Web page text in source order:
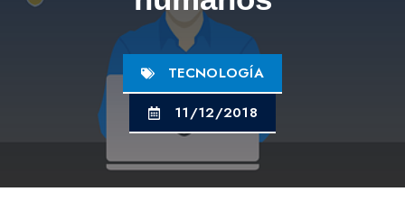
TECNOLOGÍA
11/12/2018